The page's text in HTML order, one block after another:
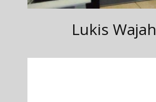
Lukis Wajah